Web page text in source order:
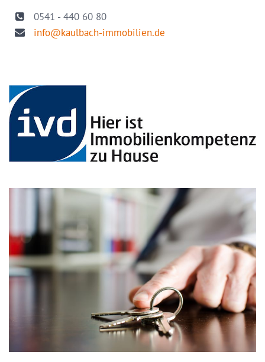
0541 - 440 60 80
info@kaulbach-immobilien.de